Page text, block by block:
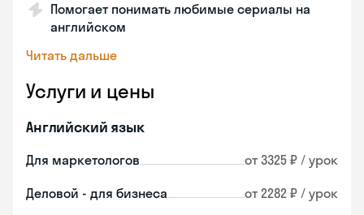
Помогает понимать любимые сериалы на
английском
Читать дальше
Услуги и цены
Английский язык
Для маркетологов от 3325 ₽ / урок
Деловой - для бизнеса от 2282 ₽ / урок